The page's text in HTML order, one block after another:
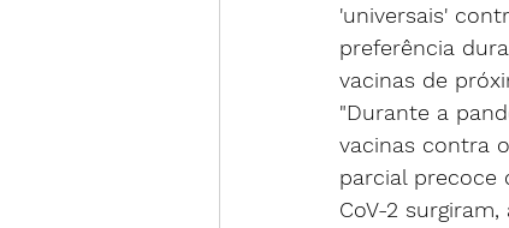
'universais'
preferência
vacinas de
"Durante a
vacinas contra
parcial precoce
CoV-2